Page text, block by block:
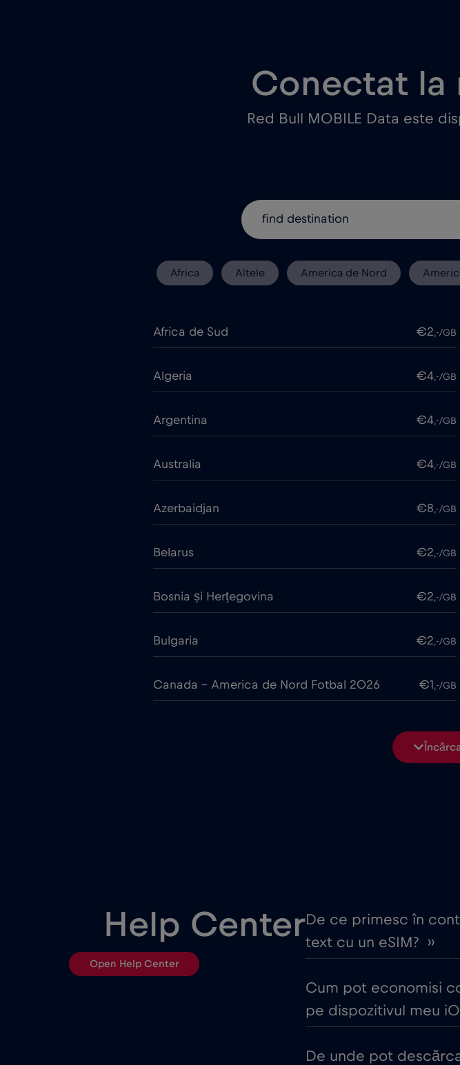
Conectat la
Red Bull MOBILE Data este
Africa Altele America de Nord
Africa de Sud €2,-/GB
Algeria €4,-/GB
Argentina €4,-/GB
Australia €4,-/GB
Azerbaidjan €8,-/GB
Belarus €2,-/GB
Bosnia și Herțegovina €2,-/GB
Bulgaria €2,-/GB
Canada - America de Nord Fotbal 2026 €1 ,-/GB
€6,-/GB
Dubai €5
€12,-/GB
Help Center
Open Help Center
De ce primesc în
text cu un eSIM? ››
Cum pot economisi
pe dispozitivul meu
De unde pot